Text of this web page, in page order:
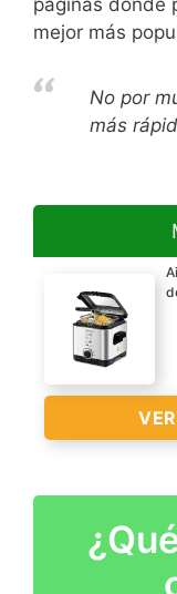
mejor más
No por
más
?Freidora
Tamaño
una potencia